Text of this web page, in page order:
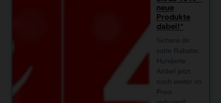
neue
Produkte
dabei!
Sichere dir
satte Rabatte.
Hunderte
Artikel jetzt
noch weiter im
Preis